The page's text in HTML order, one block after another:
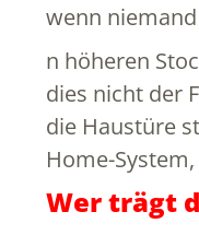
wenn
n höheren
dies nicht der
die Haustüre
Home-
Wer trägt